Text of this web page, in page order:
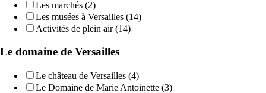
Les marchés (2)
Les musées à Versailles (14)
Activités de plein air (14)
Le domaine de Versailles
Le château de Versailles (4)
Le Domaine de Marie Antoinette (3)